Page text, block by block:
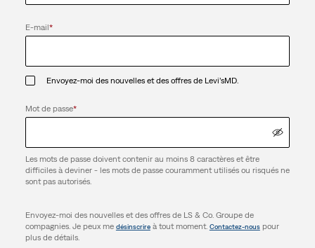
E-mail*
Envoyez-moi des nouvelles et des offres de Levi’sMD.
Mot de passe*
Les mots de passe doivent contenir au moins 8 caractères et être
difficiles à deviner - les mots de passe couramment utilisés ou risqués ne
sont pas autorisés.
Envoyez-moi des nouvelles et des offres de LS & Co. Groupe de
compagnies. Je peux me désinscrireà tout moment. Contactez-nouspour
plus de détails.